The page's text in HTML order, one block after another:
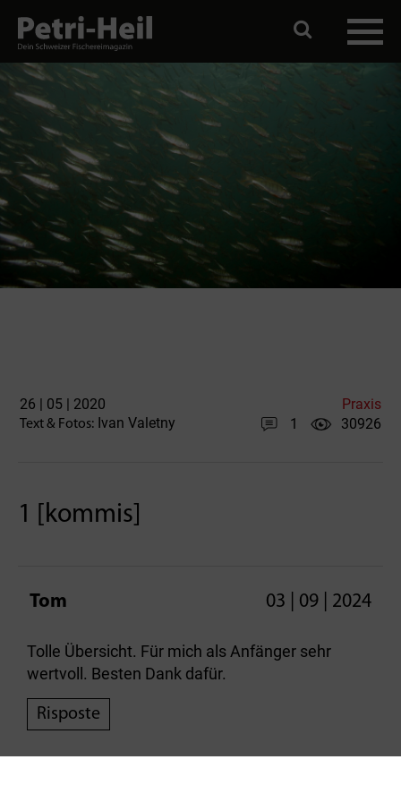
26 | 05 | 2020 Praxis
Text & Fotos: Ivan Valetny 1 30926
1 [kommis]
Tom 03 | 09 | 2024
Tolle Übersicht. Für mich als Anfänger sehr
wertvoll. Besten Dank dafür.
Risposte